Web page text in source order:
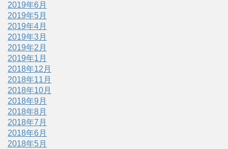
2019年6月
2019年5月
2019年4月
2019年3月
2019年2月
2019年1月
2018年12月
2018年11月
2018年10月
2018年9月
2018年8月
2018年7月
2018年6月
2018年5月